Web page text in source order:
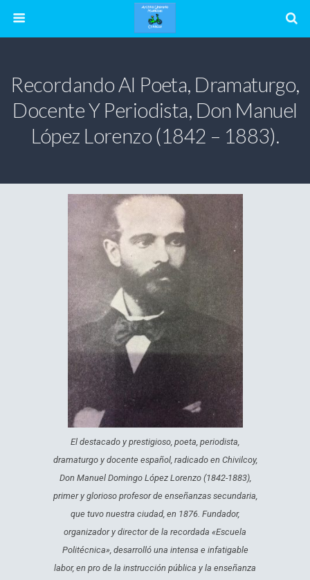
Recordando Al Poeta, Dramaturgo,
Docente Y Periodista, Don Manuel
López Lorenzo (1842 – 1883).
El destacado y prestigioso, poeta, periodista,
dramaturgo y docente español, radicado en Chivilcoy,
Don Manuel Domingo López Lorenzo (1842-1883),
primer y glorioso profesor de enseñanzas secundaria,
que tuvo nuestra ciudad, en 1876. Fundador,
organizador y director de la recordada «Escuela
Politécnica», desarrolló una intensa e infatigable
labor, en pro de la instrucción pública y la enseñanza